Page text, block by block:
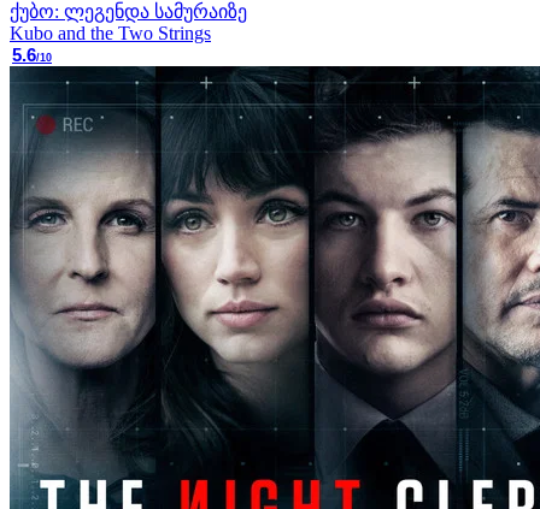
ქუბო: ლეგენდა სამურაიზე
Kubo and the Two Strings
5.6/10